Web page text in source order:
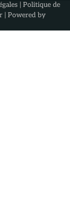
| Politique de
| Powered by